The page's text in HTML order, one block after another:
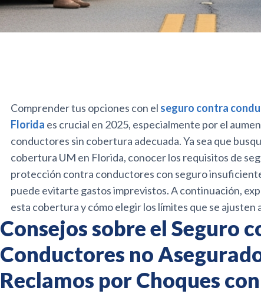
Comprender tus opciones con el seguro contra
Florida es crucial en 2025, especialmente por el
conductores sin cobertura adecuada. Ya sea que
cobertura UM en Florida, conocer los requisitos de
protección contra conductores con seguro
puede evitarte gastos imprevistos. A continuación,
esta cobertura y cómo elegir los límites que se ajusten
Consejos sobre el Seguro
Conductores no
Reclamos por Choques